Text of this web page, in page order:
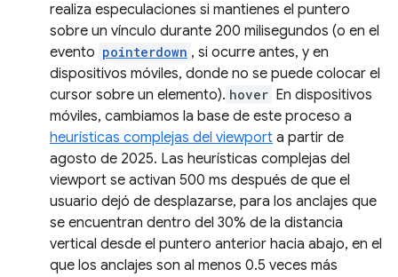
realiza especulaciones si mantienes el puntero
sobre un vínculo durante 200 milisegundos (o en el
evento pointerdown , si ocurre antes, y en
dispositivos móviles, donde no se puede colocar el
cursor sobre un elemento). hover En dispositivos
móviles, cambiamos la base de este proceso a
heurísticas complejas del viewport a partir de
agosto de 2025. Las heurísticas complejas del
viewport se activan 500 ms después de que el
usuario dejó de desplazarse, para los anclajes que
se encuentran dentro del 30% de la distancia
vertical desde el puntero anterior hacia abajo, en el
que los anclajes son al menos 0.5 veces más